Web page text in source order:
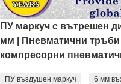
ПУ маркуч с вътрешен
мм | Пневматични тръби
компресорни
ПУ въздушен маркуч 6 мм